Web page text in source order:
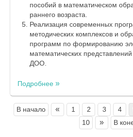
пособий в математическом
раннего возраста.
Реализация современных
методических комплексов и
программ по формированию
математических
ДОО.
Подробнее
В начало « 1 2 3 4
10
» В